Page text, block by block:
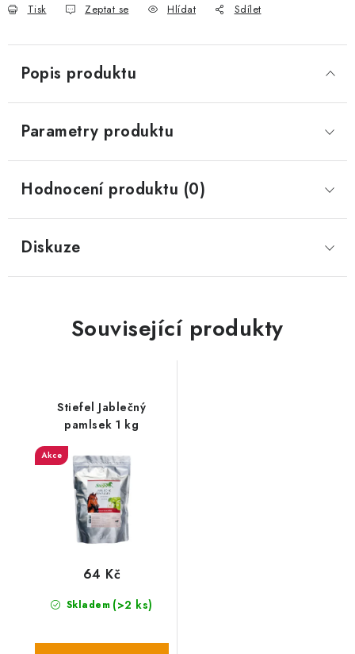
Tisk Zeptat se Hlídat Sdílet
Popis produktu
Parametry produktu
Hodnocení produktu (0)
Diskuze
Související produkty
Stiefel Jablečný
pamlsek 1 kg
Akce
Skladem (>2 ks)
64 Kč